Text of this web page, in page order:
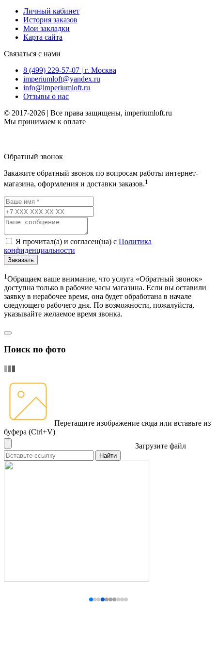
Личный кабинет
История заказов
Мои закладки
Карта сайта
Связаться с нами
8 (499) 229-57-07 | г. Москва
imperiumloft@yandex.ru
info@imperiumloft.ru
Отзывы о нас
© 2017-2026 | Все права защищены, imperiumloft.ru
Мы принимаем к оплате
Обратный звонок
Закажите обратный звонок по вопросам работы интернет-
магазина, оформления и доставки заказов.1
Я прочитал(а) и согласен(на) с Политика
конфиденциальности
Заказать
1 Обращаем ваше внимание, что услуга «Обратный звонок»
доступна только в рабочие часы магазина. Если вы оставили
заявку в нерабочее время, она будет обработана в начале
следующего рабочего дня. По возможности, пожалуйста,
указывайте желаемое время звонка.
Поиск по фото
Перетащите изображение сюда или вставьте из
буфера (Ctrl+V)
Загрузите файл
Найти